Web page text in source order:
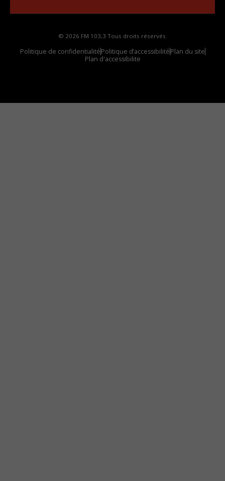
© 2026 FM 103,3 Tous droits réservés.
Politique de confidentialitéPolitique d’accessibilitéPlan du site
Plan d'accessibilite